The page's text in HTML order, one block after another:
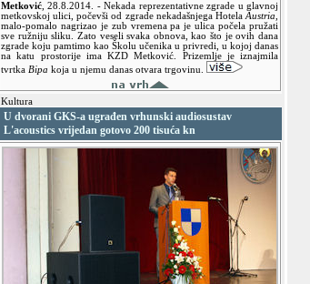
Metković ,28.8.2014. - Nekada reprezentativne zgrade u glavnoj
metkovskoj ulici, počevši od zgrade nekadašnjega Hotela Austria
malo-pomalo nagrizao je zub vremena pa je ulica počela pružati
sve ružniju sliku. Zato veseli svaka obnova, kao što je ovih dana
zgrade koju pamtimo kao Školu učenika u privredi, u kojoj danas
na katu prostorije ima KZD Metković. Prizemlje je iznajmila
tvrtka Bipa koja u njemu danas otvara trgovinu.
Kultura
U dvorani GKS-a ugrađen vrhunski audiosustav
L'acoustics vrijedan gotovo 200 tisuća kn